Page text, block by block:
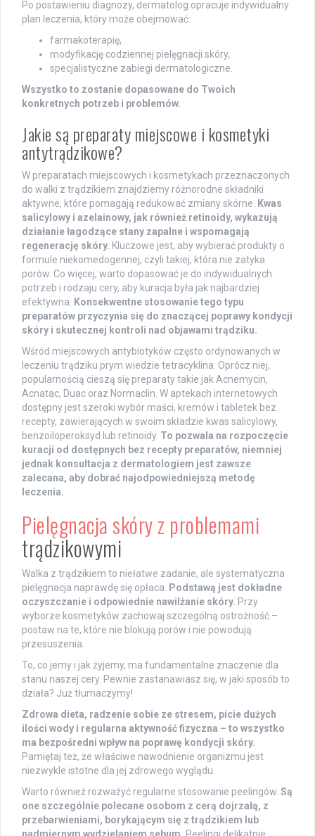
Po postawieniu diagnozy, dermatolog opracuje indywidualny
plan leczenia, który może obejmować:
farmakoterapię,
modyfikację codziennej pielęgnacji skóry,
specjalistyczne zabiegi dermatologiczne.
Wszystko to zostanie dopasowane do Twoich
konkretnych potrzeb i problemów.
Jakie są preparaty miejscowe i kosmetyki
antytrądzikowe?
W preparatach miejscowych i kosmetykach przeznaczonych
do walki z trądzikiem znajdziemy różnorodne składniki
aktywne, które pomagają redukować zmiany skórne.
Kwas
salicylowy i azelainowy, jak również retinoidy, wykazują
działanie łagodzące stany zapalne i wspomagają
regenerację skóry. Kluczowe jest, aby wybierać produkty o
formule niekomedogennej, czyli takiej, która nie zatyka
porów. Co więcej, warto dopasować je do indywidualnych
potrzeb i rodzaju cery, aby kuracja była jak najbardziej
efektywna.
Konsekwentne stosowanie tego typu
preparatów przyczynia się do znaczącej poprawy kondycji
skóry i skutecznej kontroli nad objawami trądziku.
Wśród miejscowych antybiotyków często ordynowanych w
leczeniu trądziku prym wiedzie tetracyklina. Oprócz niej,
popularnością cieszą się preparaty takie jak Acnemycin,
Acnatac, Duac oraz Normaclin. W aptekach internetowych
dostępny jest szeroki wybór maści, kremów i tabletek bez
recepty, zawierających w swoim składzie kwas salicylowy,
benzoiloperoksyd lub retinoidy. To pozwala na rozpoczęcie
kuracji od dostępnych bez recepty preparatów, niemniej
jednak konsultacja z dermatologiem jest zawsze
zalecana, aby dobrać najodpowiedniejszą metodę
leczenia.
Pielęgnacja skóry z problemami
trądzikowymi
Walka z trądzikiem to niełatwe zadanie, ale systematyczna
pielęgnacja naprawdę się opłaca.
Podstawą jest dokładne
oczyszczanie i odpowiednie nawilżanie skóry. Przy
wyborze kosmetyków zachowaj szczególną ostrożność –
postaw na te, które nie blokują porów i nie powodują
przesuszenia.
To, co jemy i jak żyjemy, ma fundamentalne znaczenie dla
stanu naszej cery. Pewnie zastanawiasz się, w jaki sposób to
działa? Już tłumaczymy!
Zdrowa dieta, radzenie sobie ze stresem, picie dużych
ilości wody i regularna aktywność fizyczna – to wszystko
ma bezpośredni wpływ na poprawę kondycji skóry.
Pamiętaj też, że właściwe nawodnienie organizmu jest
niezwykle istotne dla jej zdrowego wyglądu.
Warto również rozważyć regularne stosowanie peelingów. Są
one szczególnie polecane osobom z cerą dojrzałą, z
przebarwieniami, borykającym się z trądzikiem lub